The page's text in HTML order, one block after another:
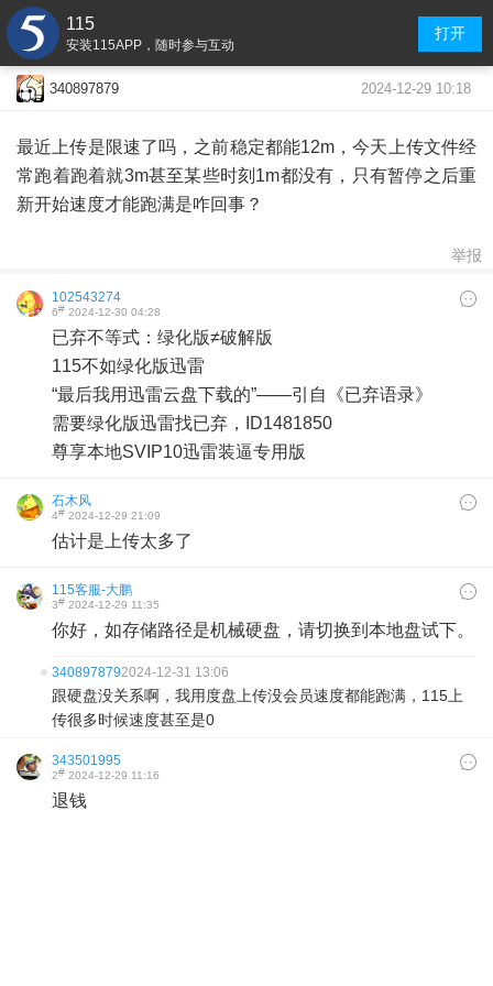
115
安装115APP，随时参与互动
打开
340897879 2024-12-29 10:18
最近上传是限速了吗，之前稳定都能12m，今天上传文件经
常跑着跑着就3m甚至某些时刻1m都没有，只有暂停之后重
新开始速度才能跑满是咋回事？
举报
102543274
6# 2024-12-30 04:28
已弃不等式：绿化版≠破解版
115不如绿化版迅雷
“最后我用迅雷云盘下载的”——引自《已弃语录》
需要绿化版迅雷找已弃，ID1481850
尊享本地SVIP10迅雷装逼专用版
石木风
4# 2024-12-29 21:09
估计是上传太多了
115客服-大鹏
3# 2024-12-29 11:35
你好，如存储路径是机械硬盘，请切换到本地盘试下。
3408978792024-12-31 13:06
跟硬盘没关系啊，我用度盘上传没会员速度都能跑满，115上
传很多时候速度甚至是0
343501995
2# 2024-12-29 11:16
退钱